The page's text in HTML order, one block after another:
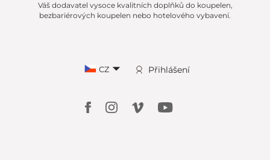
Váš dodavatel vysoce kvalitních doplňků do koupelen,
bezbariérových koupelen nebo hotelového vybavení.
CZ Přihlášení